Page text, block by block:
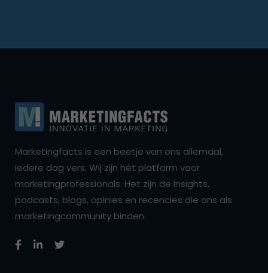
Marketingfacts is een beetje van ons allemaal,
iedere dag vers. Wij zijn hét platform voor
marketingprofessionals. Het zijn de insights,
podcasts, blogs, opinies en recencies die ons als
marketingcommunity binden.